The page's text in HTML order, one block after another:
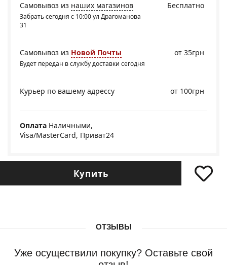
Бесплатно
Самовывоз из наших магазинов
Забрать сегодня с 10:00 ул Драгоманова
31
Самовывоз из Новой Почты
Будет передан в службу доставки сегодня
от 35грн
Курьер по вашему адрессу от 100грн
Оплата Наличными,
Visa/MasterCard, Приват24
Купить
ОТЗЫВЫ
Уже осуществили покупку? Оставьте свой